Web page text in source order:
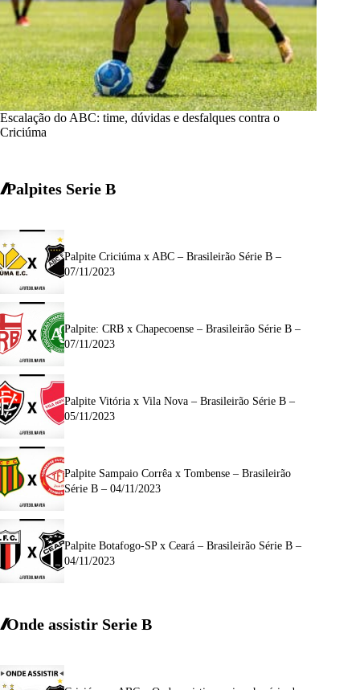
Escalação do ABC: time, dúvidas e desfalques contra o
Criciúma
Palpites Serie B
Palpite Criciúma x ABC – Brasileirão Série B –
07/11/2023
Palpite: CRB x Chapecoense – Brasileirão Série B –
07/11/2023
Palpite Vitória x Vila Nova – Brasileirão Série B –
05/11/2023
Palpite Sampaio Corrêa x Tombense – Brasileirão
Série B – 04/11/2023
Palpite Botafogo-SP x Ceará – Brasileirão Série B –
04/11/2023
Onde assistir Serie B